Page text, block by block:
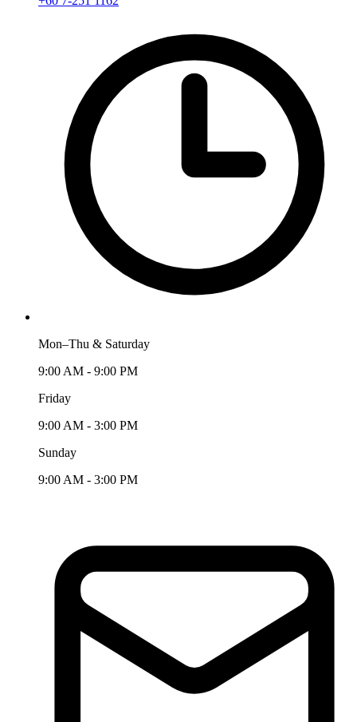
Mon–Thu & Saturday
9:00 AM - 9:00 PM
Friday
9:00 AM - 3:00 PM
Sunday
9:00 AM - 3:00 PM